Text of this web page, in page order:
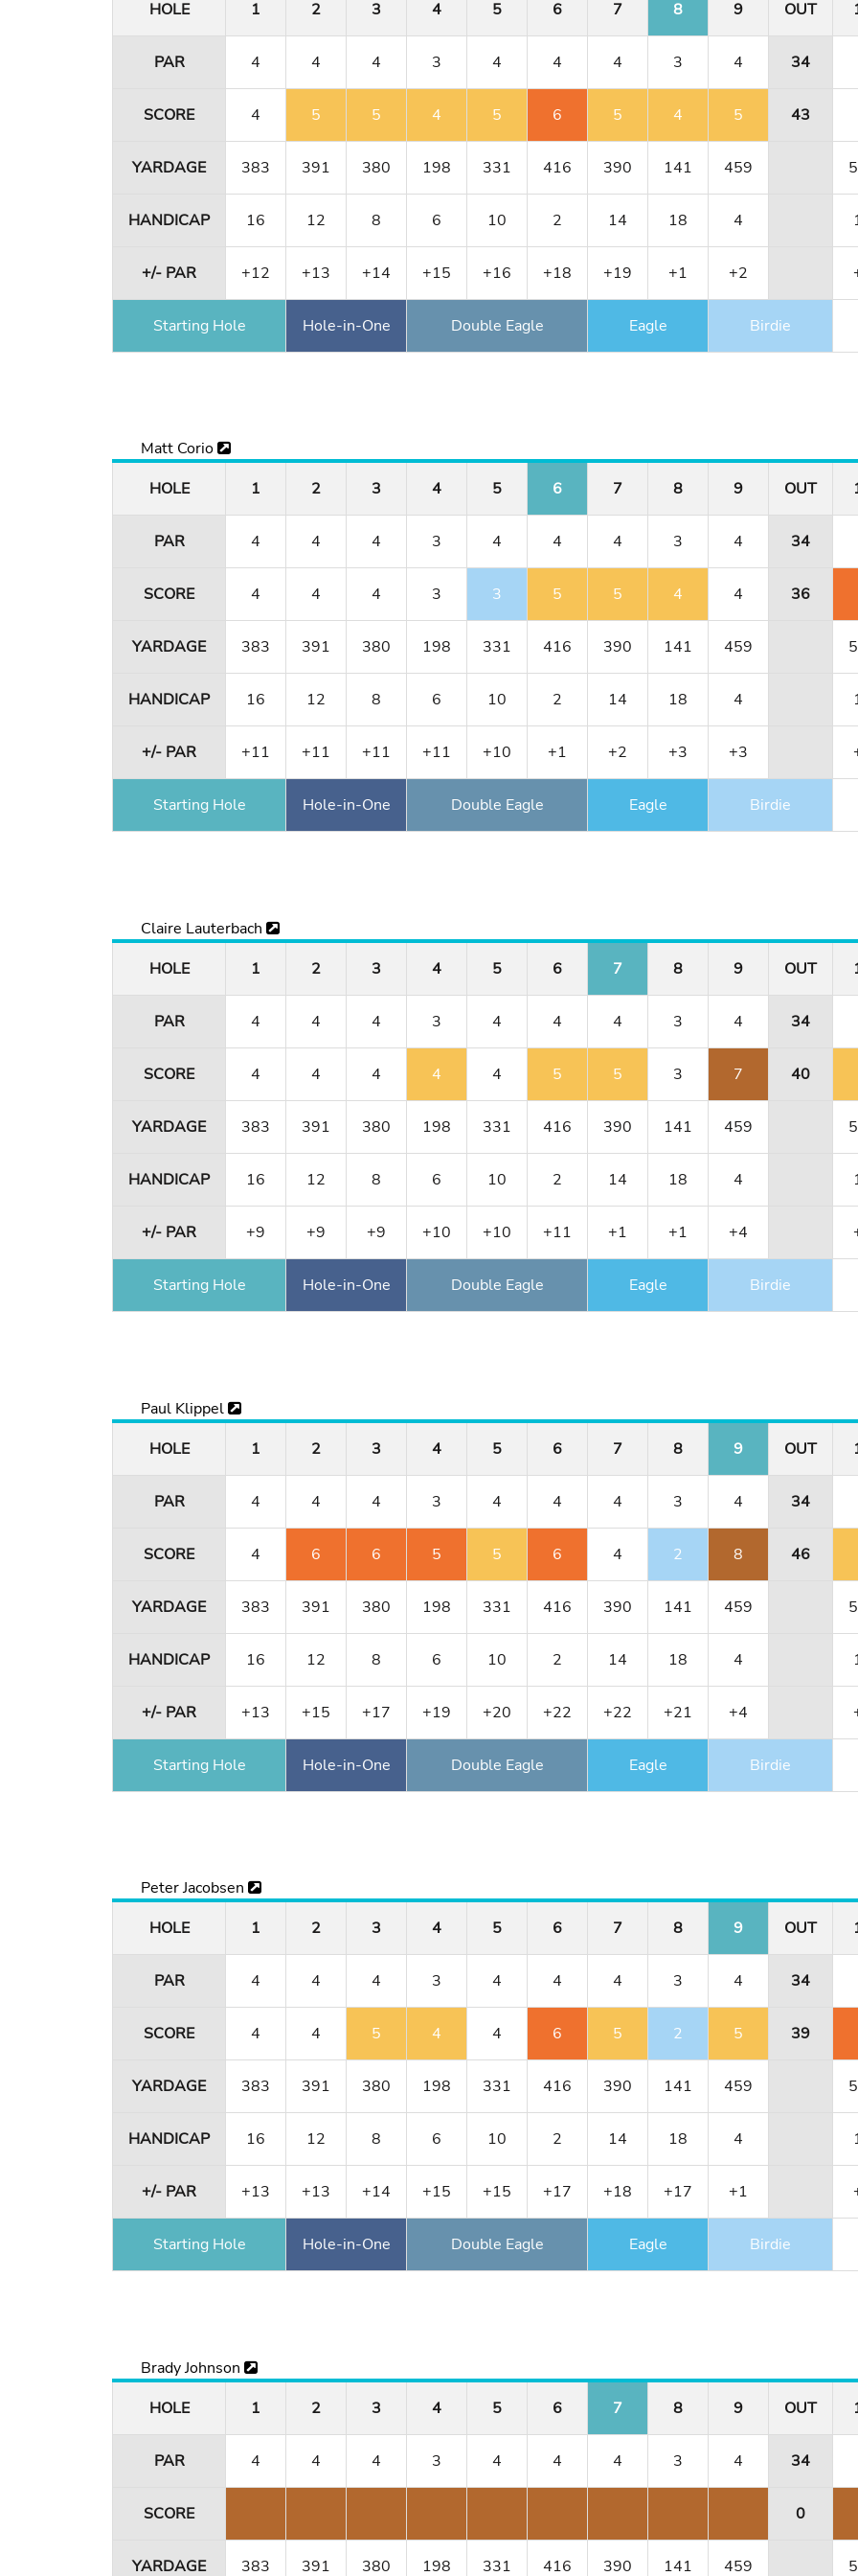
HOLE
1 2 3 4 5 6 7 8 9 OUT
PAR 4 4 4 3 4 4 4 3 4 34
SCORE 4 5 5 4 5 6 5 4 5 43
YARDAGE 383 391 380 198 331 416 390 141 459
HANDICAP 16 12 8 6 10 2 14 18 4
+/- PAR +12 +13 +14 +15 +16 +18 +19 +1 +2
Starting Hole Hole-in-One Double Eagle Eagle Birdie
Matt Corio
HOLE
1 2 3 4 5 6 7 8 9 OUT
PAR 4 4 4 3 4 4 4 3 4 34
SCORE 4 4 4 3 3 5 5 4 4 36
YARDAGE 383 391 380 198 331 416 390 141 459
HANDICAP 16 12 8 6 10 2 14 18 4
+/- PAR +11 +11 +11 +11 +10 +1 +2 +3 +3
Starting Hole Hole-in-One Double Eagle Eagle Birdie
Claire Lauterbach
HOLE
1 2 3 4 5 6 7 8 9 OUT
PAR 4 4 4 3 4 4 4 3 4 34
SCORE 4 4 4 4 4 5 5 3 7 40
YARDAGE 383 391 380 198 331 416 390 141 459
HANDICAP 16 12 8 6 10 2 14 18 4
+/- PAR +9 +9 +9 +10 +10 +11 +1 +1 +4
Starting Hole Hole-in-One Double Eagle Eagle Birdie
Paul Klippel
HOLE
1 2 3 4 5 6 7 8 9 OUT
PAR 4 4 4 3 4 4 4 3 4 34
SCORE 4 6 6 5 5 6 4 2 8 46
YARDAGE 383 391 380 198 331 416 390 141 459
HANDICAP 16 12 8 6 10 2 14 18 4
+/- PAR +13 +15 +17 +19 +20 +22 +22 +21 +4
Starting Hole Hole-in-One Double Eagle Eagle Birdie
Peter Jacobsen
HOLE
1 2 3 4 5 6 7 8 9 OUT
PAR 4 4 4 3 4 4 4 3 4 34
SCORE 4 4 5 4 4 6 5 2 5 39
YARDAGE 383 391 380 198 331 416 390 141 459
HANDICAP 16 12 8 6 10 2 14 18 4
+/- PAR +13 +13 +14 +15 +15 +17 +18 +17 +1
Starting Hole Hole-in-One Double Eagle Eagle Birdie
Brady Johnson
HOLE
1 2 3 4 5 6 7 8 9 OUT
PAR 4 4 4 3 4 4 4 3 4 34
SCORE 0
YARDAGE 383 391 380 198 331 416 390 141 459